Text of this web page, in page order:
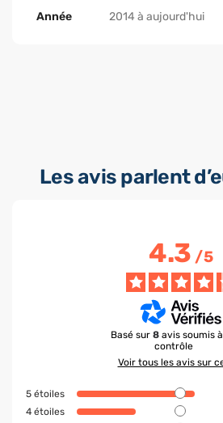
Année 2014 à aujourd'hui
Les avis parlent
4.3/5
Basé sur 8 avis soumis
contrôle
Voir tous les avis sur
5 étoiles
4 étoiles